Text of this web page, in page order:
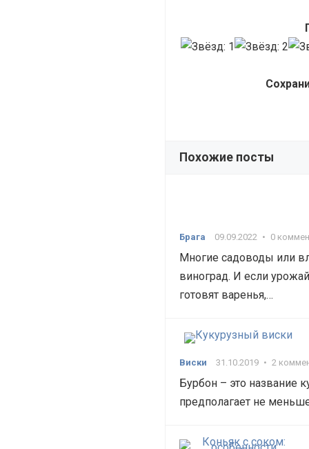
Похожие посты
Брага 09.09.2022 • 0
Многие садоводы или
виноград. И если
готовят варенья,…
Виски 31.10.2019 • 2
Бурбон – это название
предполагает не